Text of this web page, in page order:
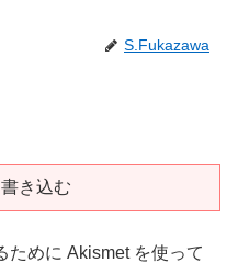
S.Fukazawa
き込む
ために Akismet を使って